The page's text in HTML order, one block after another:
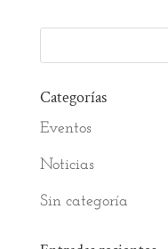
Categorías
Eventos
Noticias
Sin categoría